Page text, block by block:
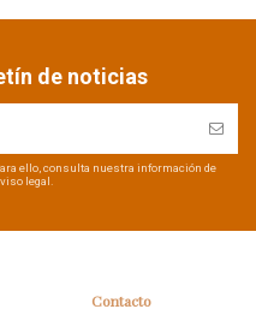
de noticias
ello, consulta nuestra información de
legal.
Contacto